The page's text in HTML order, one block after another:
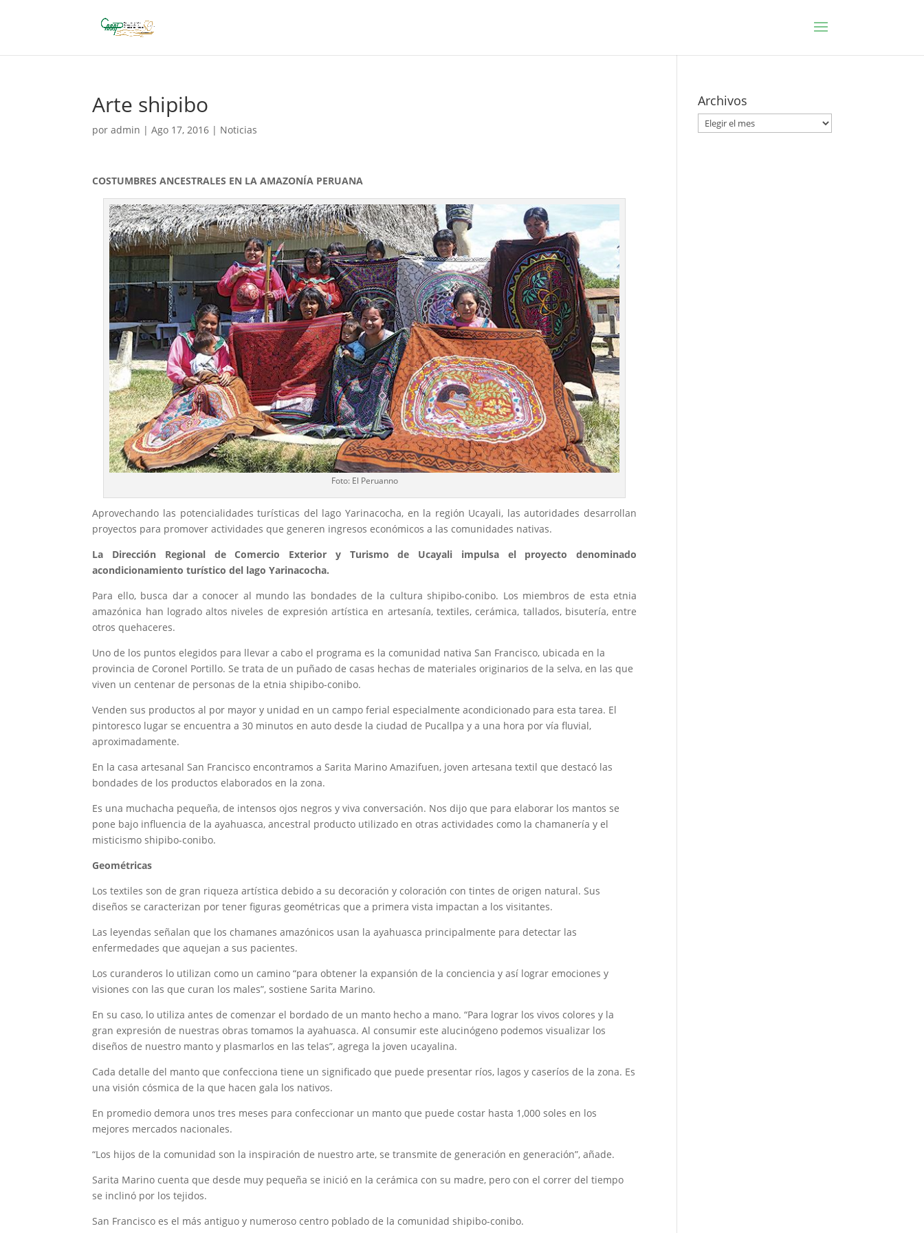
Arte shipibo
poradmin |Ago 17, 2016 | Noticias
COSTUMBRES ANCESTRALES EN LA AMAZONÍA PERUANA
Foto: El Peruanno
Aprovechando las potencialidades turísticas del lago Yarinacocha, en la región Ucayali, las autoridades desarrollan
proyectos para promover actividades que generen ingresos económicos a las comunidades nativas.
La Dirección Regional de Comercio Exterior y Turismo de Ucayali impulsa el proyecto denominado
acondicionamiento turístico del lago Yarinacocha.
Para ello, busca dar a conocer al mundo las bondades de la cultura shipibo-conibo. Los miembros de esta etnia
amazónica han logrado altos niveles de expresión artística en artesanía, textiles, cerámica, tallados, bisutería, entre
otros quehaceres.
Uno de los puntos elegidos para llevar a cabo el programa es la comunidad nativa San Francisco, ubicada en la
provincia de Coronel Portillo. Se trata de un puñado de casas hechas de materiales originarios de la selva, en las que
viven un centenar de personas de la etnia shipibo-conibo.
Venden sus productos al por mayor y unidad en un campo ferial especialmente acondicionado para esta tarea. El
pintoresco lugar se encuentra a 30 minutos en auto desde la ciudad de Pucallpa y a una hora por vía fluvial,
aproximadamente.
En la casa artesanal San Francisco encontramos a Sarita Marino Amazifuen, joven artesana textil que destacó las
bondades de los productos elaborados en la zona.
Es una muchacha pequeña, de intensos ojos negros y viva conversación. Nos dijo que para elaborar los mantos se
pone bajo influencia de la ayahuasca, ancestral producto utilizado en otras actividades como la chamanería y el
misticismo shipibo-conibo.
Geométricas
Los textiles son de gran riqueza artística debido a su decoración y coloración con tintes de origen natural. Sus
diseños se caracterizan por tener figuras geométricas que a primera vista impactan a los visitantes.
Las leyendas señalan que los chamanes amazónicos usan la ayahuasca principalmente para detectar las
enfermedades que aquejan a sus pacientes.
Los curanderos lo utilizan como un camino “para obtener la expansión de la conciencia y así lograr emociones y
visiones con las que curan los males”, sostiene Sarita Marino.
En su caso, lo utiliza antes de comenzar el bordado de un manto hecho a mano. “Para lograr los vivos colores y la
gran expresión de nuestras obras tomamos la ayahuasca. Al consumir este alucinógeno podemos visualizar los
diseños de nuestro manto y plasmarlos en las telas”, agrega la joven ucayalina.
Cada detalle del manto que confecciona tiene un significado que puede presentar ríos, lagos y caseríos de la zona. Es
una visión cósmica de la que hacen gala los nativos.
En promedio demora unos tres meses para confeccionar un manto que puede costar hasta 1,000 soles en los
mejores mercados nacionales.
“Los hijos de la comunidad son la inspiración de nuestro arte, se transmite de generación en generación”, añade.
Sarita Marino cuenta que desde muy pequeña se inició en la cerámica con su madre, pero con el correr del tiempo
se inclinó por los tejidos.
San Francisco es el más antiguo y numeroso centro poblado de la comunidad shipibo-conibo.
Archivos
Archivos